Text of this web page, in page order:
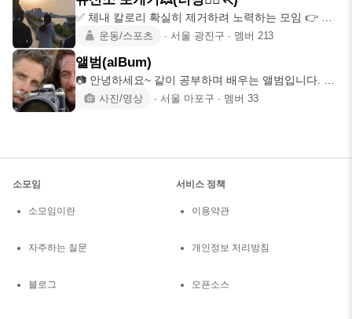
✅ 체내 칼로리 확실히 제거하려 노력하는 모임 👉 매
주 월요일(건대트랙
운동/스포츠 ∙ 서울 광진구 ∙ 멤버 213
앨범(alBum)
📷 안녕하세요~ 같이 공부하며 배우는 앨범입니다. ^^)
📷 저희는
사진/영상 ∙ 서울 마포구 ∙ 멤버 33
소모임
소모임이란
자주하는 질문
블로그
서비스 정책
이용약관
개인정보 처리방침
오픈소스